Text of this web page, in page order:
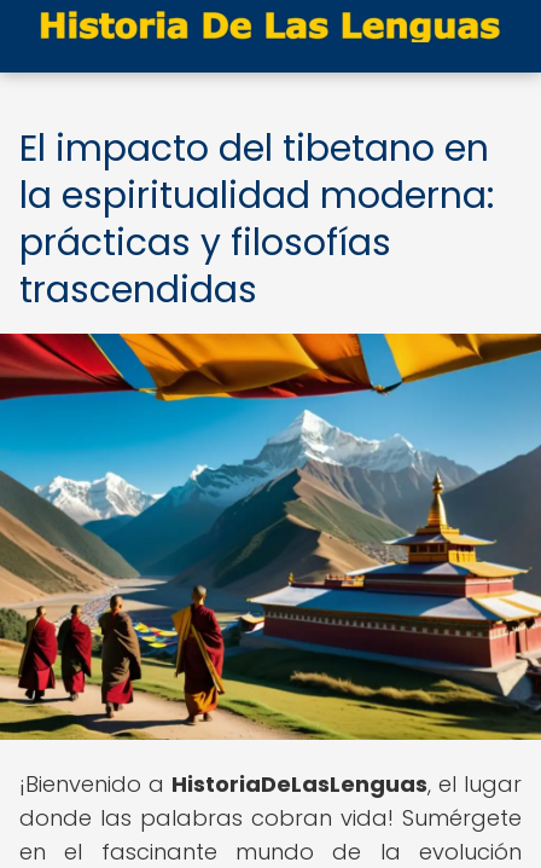
El impacto del tibetano en
la espiritualidad moderna:
prácticas y filosofías
trascendidas
¡Bienvenido a HistoriaDeLasLenguas, el lugar
donde las palabras cobran vida! Sumérgete
en el fascinante mundo de la evolución